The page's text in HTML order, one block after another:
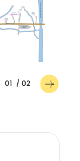
01 /02